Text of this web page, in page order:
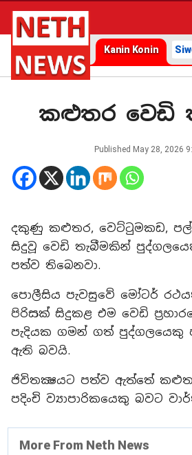
Kanin Konin
කළුතර වෙඩි
Published May 28, 2026
දකුණු කළුතර, වෙට්ටුමකඩ,
සිදුවූ වෙඩි තැබීමකින්
පත්ව තිබෙනවා.
පොලීසිය පැවසුවේ මෝටර්
පිරිසක් සිදුකළ එම වෙඩි
පැදියක ගමන් ගත් පුද්ගලයෙකු
ඇති බවයි.
ජිවිතක්‍ෂයට පත්ව ඇත්තේ
පදිංචි ව්‍යාපාරිකයෙකු බවට
More From Neth News